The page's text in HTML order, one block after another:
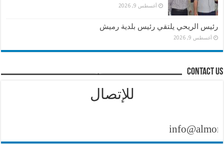
أغسطس 9, 2026
رئيس الريحي يلتقي رئيس بلدية رميش
أغسطس 9, 2026
contact us
للإتصال